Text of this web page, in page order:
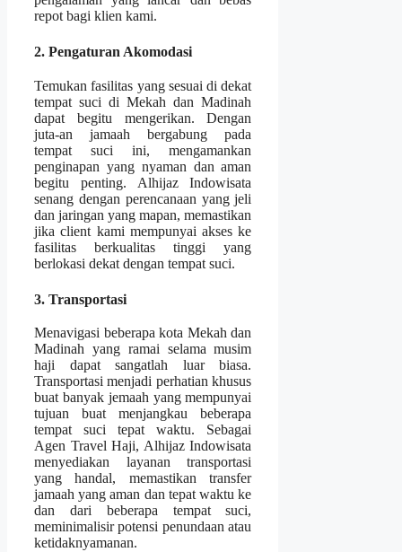
repot bagi klien kami.
2. Pengaturan Akomodasi
Temukan fasilitas yang sesuai di dekat
tempat suci di Mekah dan Madinah
dapat begitu mengerikan. Dengan
juta-an jamaah bergabung pada
tempat suci ini, mengamankan
penginapan yang nyaman dan aman
begitu penting. Alhijaz Indowisata
senang dengan perencanaan yang jeli
dan jaringan yang mapan, memastikan
jika client kami mempunyai akses ke
fasilitas berkualitas tinggi yang
berlokasi dekat dengan tempat suci.
3. Transportasi
Menavigasi beberapa kota Mekah dan
Madinah yang ramai selama musim
haji dapat sangatlah luar biasa.
Transportasi menjadi perhatian khusus
buat banyak jemaah yang mempunyai
tujuan buat menjangkau beberapa
tempat suci tepat waktu. Sebagai
Agen Travel Haji, Alhijaz Indowisata
menyediakan layanan transportasi
yang handal, memastikan transfer
jamaah yang aman dan tepat waktu ke
dan dari beberapa tempat suci,
meminimalisir potensi penundaan atau
ketidaknyamanan.